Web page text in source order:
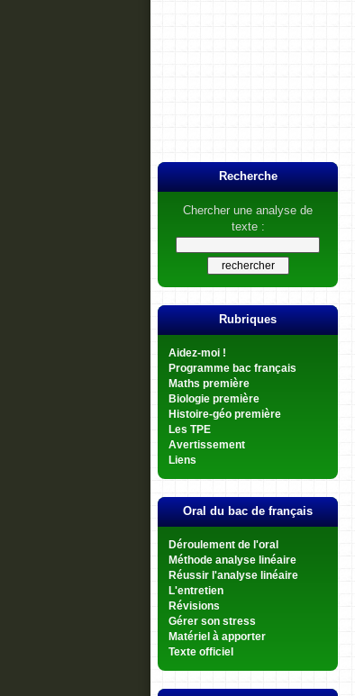
Recherche
Chercher une analyse de
texte :
Rubriques
Aidez-moi !
Programme bac français
Maths première
Biologie première
Histoire-géo première
Les TPE
Avertissement
Liens
Oral du bac de français
Déroulement de l'oral
Méthode analyse linéaire
Réussir l'analyse linéaire
L'entretien
Révisions
Gérer son stress
Matériel à apporter
Texte officiel